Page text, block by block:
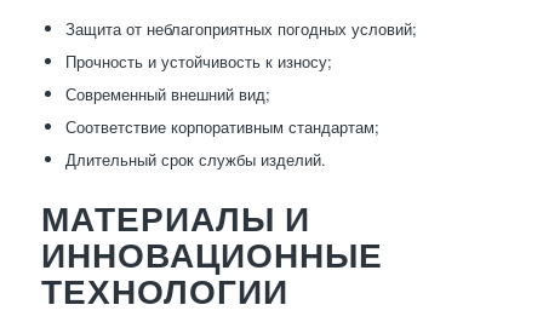
Защита от неблагоприятных погодных условий;
Прочность и устойчивость к износу;
Современный внешний вид;
Соответствие корпоративным стандартам;
Длительный срок службы изделий.
МАТЕРИАЛЫ И
ИННОВАЦИОННЫЕ
ТЕХНОЛОГИИ